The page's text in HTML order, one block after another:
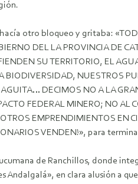
otro bloqueo y gritaba:
DEL LA PROVINCIA DE
SU TERRITORIO, EL
BIODIVERSIDAD, NUESTROS
DECIMOS NO A LA
FEDERAL MINERO; NO
EMPRENDIMIENTOS EN
VENDEN!», para
de Ranchillos, donde
Andalgalá», en clara alusión a